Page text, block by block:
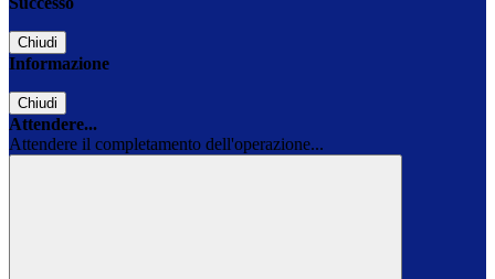
Chiudi
Informazione
Chiudi
Attendere...
Attendere il completamento dell'operazione...